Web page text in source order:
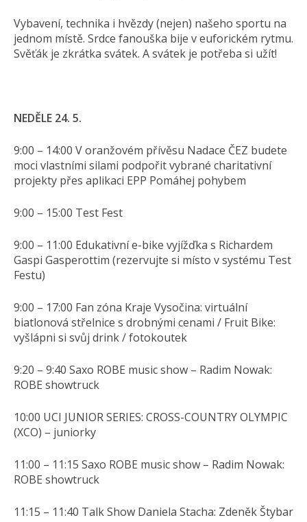
Vybavení, technika i hvězdy (nejen) našeho sportu na
jednom místě. Srdce fanouška bije v euforickém rytmu.
Svěťák je zkrátka svátek. A svátek je potřeba si užít!
NEDĚLE 24. 5.
9:00 – 14:00 V oranžovém přívěsu Nadace ČEZ budete
moci vlastními silami podpořit vybrané charitativní
projekty přes aplikaci EPP Pomáhej pohybem
9:00 – 15:00 Test Fest
9:00 – 11:00 Edukativní e-bike vyjížďka s Richardem
Gaspi Gasperottim (rezervujte si místo v systému Test
Festu)
9:00 – 17:00 Fan zóna Kraje Vysočina: virtuální
biatlonová střelnice s drobnými cenami / Fruit Bike:
vyšlápni si svůj drink / fotokoutek
9:20 – 9:40 Saxo ROBE music show – Radim Nowak:
ROBE showtruck
10:00 UCI JUNIOR SERIES: CROSS-COUNTRY OLYMPIC
(XCO) – juniorky
11:00 – 11:15 Saxo ROBE music show – Radim Nowak:
ROBE showtruck
11:15 – 11:40 Talk Show Daniela Stacha: Zdeněk Štybar